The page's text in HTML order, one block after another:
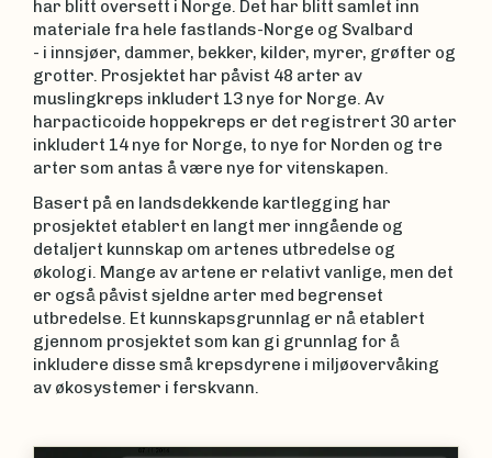
har blitt oversett i Norge. Det har blitt samlet inn
materiale fra hele fastlands-Norge og Svalbard
- i innsjøer, dammer, bekker, kilder, myrer, grøfter og
grotter. Prosjektet har påvist 48 arter av
muslingkreps inkludert 13 nye for Norge. Av
harpacticoide hoppekreps er det registrert 30 arter
inkludert 14 nye for Norge, to nye for Norden og tre
arter som antas å være nye for vitenskapen.
Basert på en landsdekkende kartlegging har
prosjektet etablert en langt mer inngående og
detaljert kunnskap om artenes utbredelse og
økologi. Mange av artene er relativt vanlige, men det
er også påvist sjeldne arter med begrenset
utbredelse. Et kunnskapsgrunnlag er nå etablert
gjennom prosjektet som kan gi grunnlag for å
inkludere disse små krepsdyrene i miljøovervåking
av økosystemer i ferskvann.